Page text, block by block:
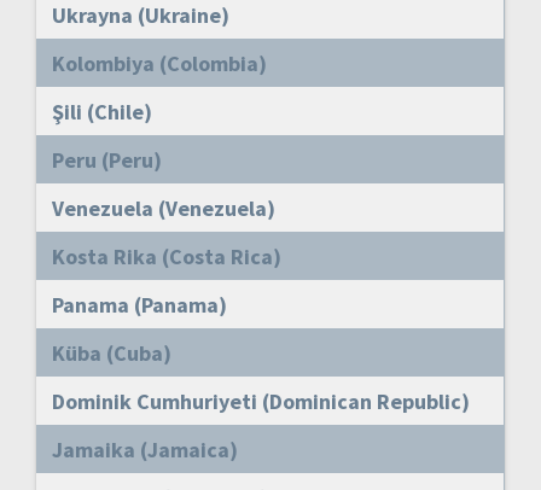
Ukrayna (Ukraine)
Kolombiya (Colombia)
Şili (Chile)
Peru (Peru)
Venezuela (Venezuela)
Kosta Rika (Costa Rica)
Panama (Panama)
Küba (Cuba)
Dominik Cumhuriyeti (Dominican Republic)
Jamaika (Jamaica)